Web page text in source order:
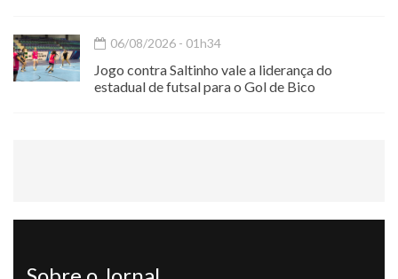
06/08/2026 - 01h34
Jogo contra Saltinho vale a liderança do
estadual de futsal para o Gol de Bico